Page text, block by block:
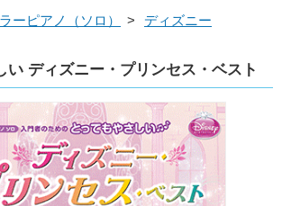
ーピアノ（ソロ） > ディズニー
い ディズニー・プリンセス・ベスト